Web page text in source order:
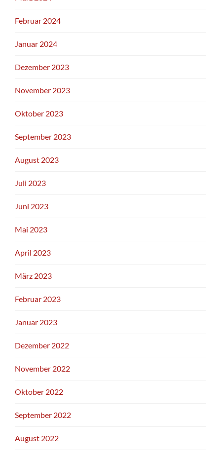
Februar 2024
Januar 2024
Dezember 2023
November 2023
Oktober 2023
September 2023
August 2023
Juli 2023
Juni 2023
Mai 2023
April 2023
März 2023
Februar 2023
Januar 2023
Dezember 2022
November 2022
Oktober 2022
September 2022
August 2022